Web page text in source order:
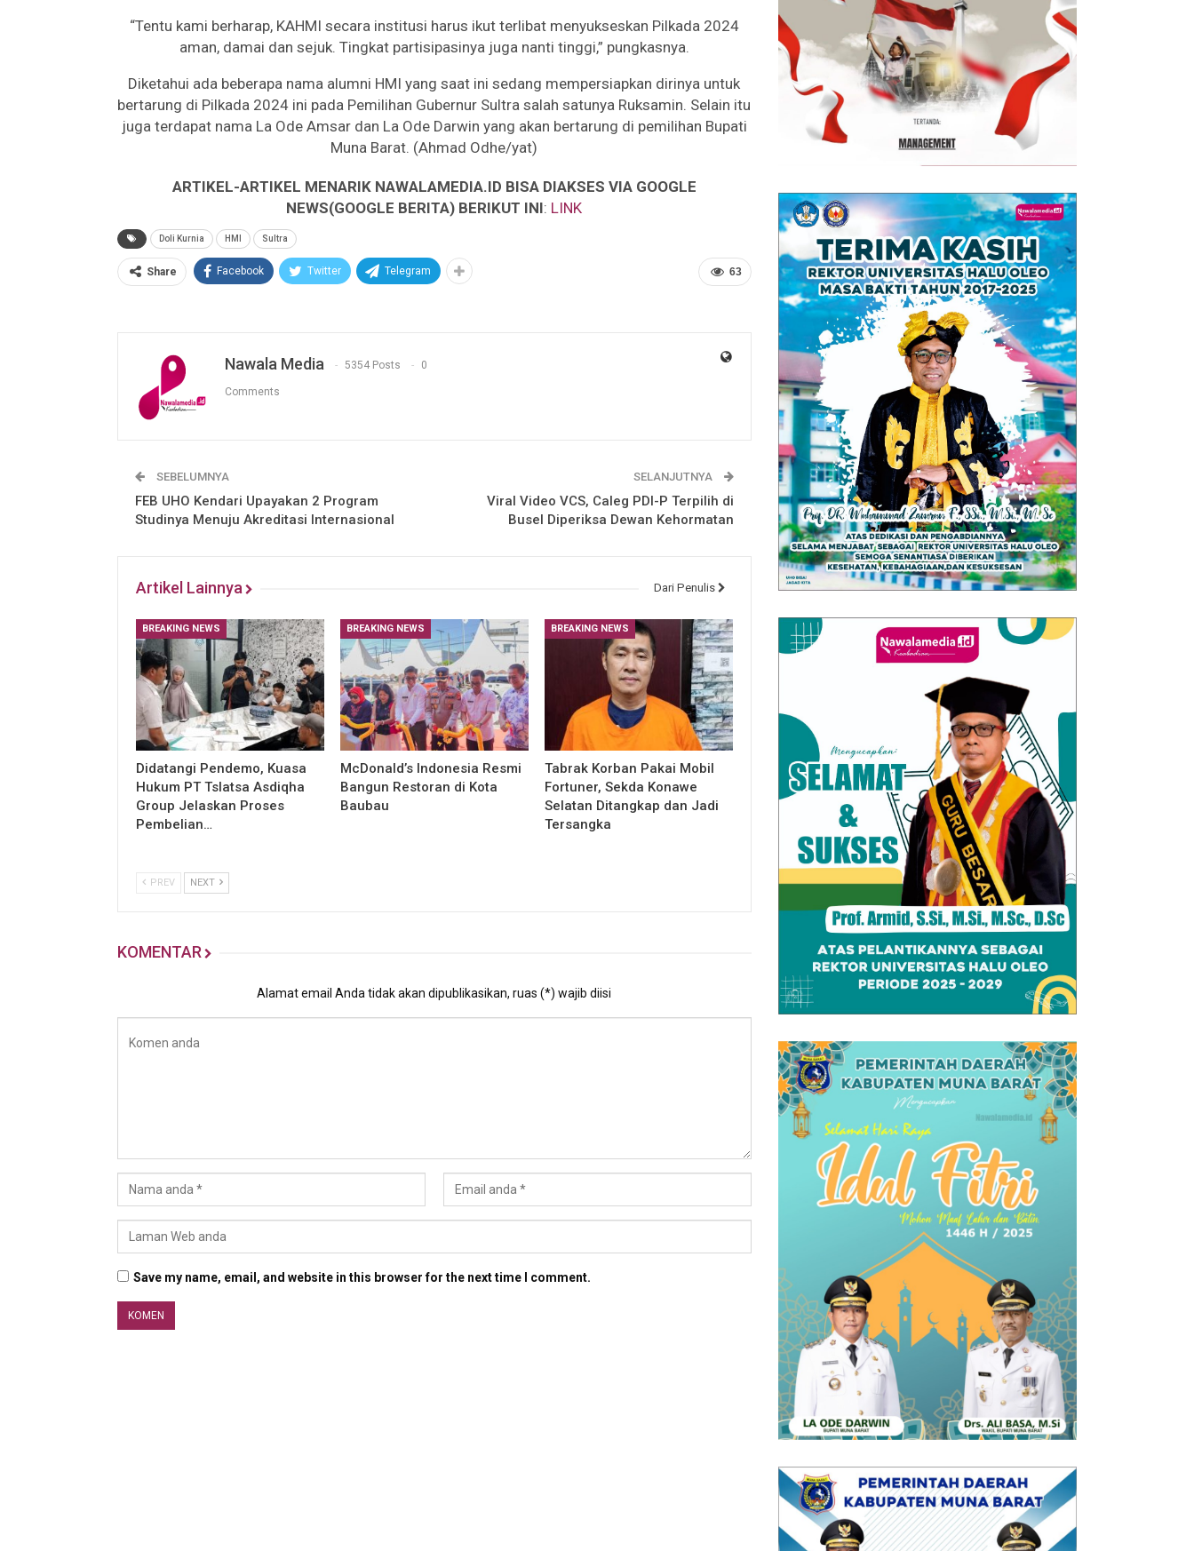
“Tentu kami berharap, KAHMI secara institusi harus ikut terlibat menyukseskan Pilkada 2024
aman, damai dan sejuk. Tingkat partisipasinya juga nanti tinggi,” pungkasnya.
Diketahui ada beberapa nama alumni HMI yang saat ini sedang mempersiapkan dirinya untuk
bertarung di Pilkada 2024 ini pada Pemilihan Gubernur Sultra salah satunya Ruksamin. Selain itu
juga terdapat nama La Ode Amsar dan La Ode Darwin yang akan bertarung di pemilihan Bupati
Muna Barat. (Ahmad Odhe/yat)
ARTIKEL-ARTIKEL MENARIK NAWALAMEDIA.ID BISA DIAKSES VIA GOOGLE
NEWS(GOOGLE BERITA) BERIKUT INI: LINK
Doli Kurnia HMI Sultra
63
Share Facebook Twitter Telegram
Nawala Media 5354 Posts 0
Comments
SEBELUMNYA
FEB UHO Kendari Upayakan 2 Program
Studinya Menuju Akreditasi Internasional
SELANJUTNYA
Viral Video VCS, Caleg PDI-P Terpilih di
Busel Diperiksa Dewan Kehormatan
Artikel Lainnya Dari Penulis
BREAKING NEWS
Didatangi Pendemo, Kuasa
Hukum PT Tslatsa Asdiqha
Group Jelaskan Proses
Pembelian…
BREAKING NEWS
McDonald’s Indonesia Resmi
Bangun Restoran di Kota
Baubau
BREAKING NEWS
Tabrak Korban Pakai Mobil
Fortuner, Sekda Konawe
Selatan Ditangkap dan Jadi
Tersangka
PREV NEXT
KOMENTAR
Alamat email Anda tidak akan dipublikasikan, ruas (*) wajib diisi
Save my name, email, and website in this browser for the next time I comment.